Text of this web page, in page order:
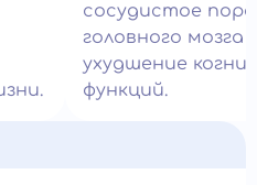
сосудистое
головного мозга
ухудшение
функций.